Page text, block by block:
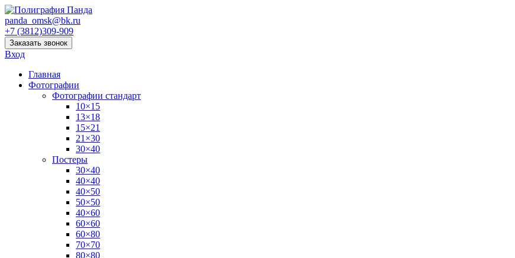
panda_omsk@bk.ru
+7 (3812)309-909
Заказать звонок
Вход
Главная
Фотографии
Фотографии стандарт
10×15
13×18
15×21
21×30
30×40
Постеры
30×40
40×40
40×50
50×50
40×60
60×60
60×80
70×70
80×80